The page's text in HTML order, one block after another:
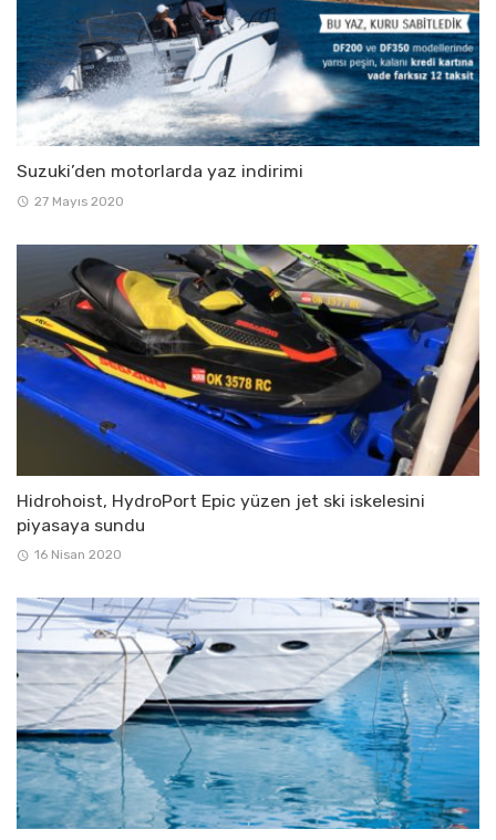
Suzuki’den motorlarda yaz indirimi
27 Mayıs 2020
Hidrohoist, HydroPort Epic yüzen jet ski iskelesini
piyasaya sundu
16 Nisan 2020